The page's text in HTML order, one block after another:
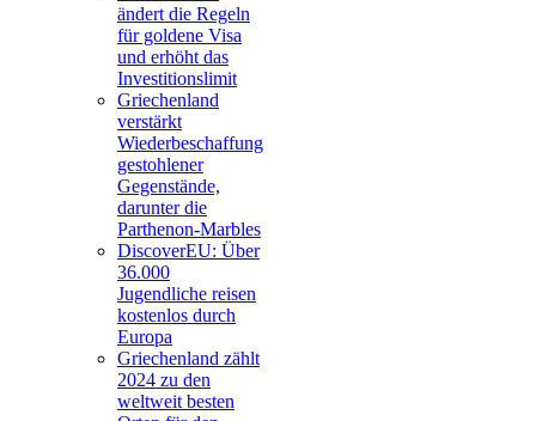
ändert die Regeln
für goldene Visa
und erhöht das
Investitionslimit
Griechenland
verstärkt
Wiederbeschaffung
gestohlener
Gegenstände,
darunter die
Parthenon-Marbles
DiscoverEU: Über
36.000
Jugendliche reisen
kostenlos durch
Europa
Griechenland zählt
2024 zu den
weltweit besten